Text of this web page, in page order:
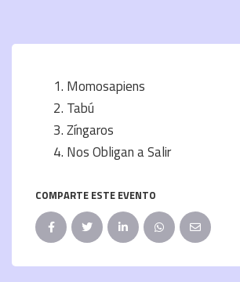
Momosapiens
Tabú
Zíngaros
Nos Obligan a Salir
COMPARTE ESTE EVENTO